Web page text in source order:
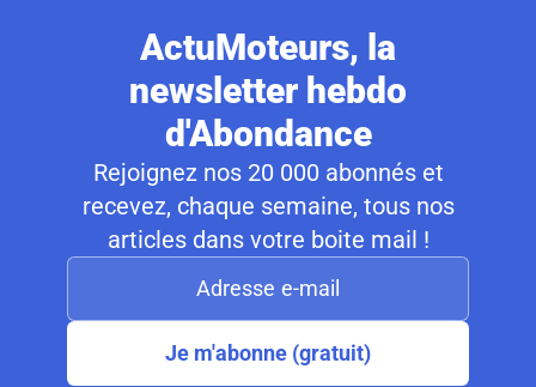
ActuMoteurs, la
newsletter hebdo
d'Abondance
Rejoignez nos 20 000 abonnés et
recevez, chaque semaine, tous nos
articles dans votre boite mail !
Je m'abonne (gratuit)